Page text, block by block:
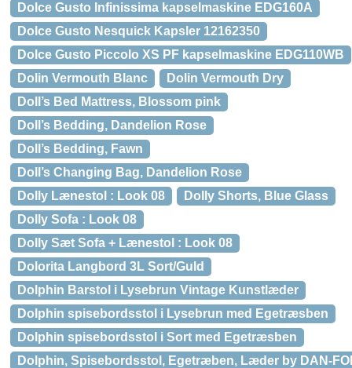
Dolce Gusto Infinissima kapselmaskine EDG160A
Dolce Gusto Nesquick Kapsler 12162350
Dolce Gusto Piccolo XS PF kapselmaskine EDG110WB
Dolin Vermouth Blanc
Dolin Vermouth Dry
Doll’s Bed Mattress, Blossom pink
Doll’s Bedding, Dandelion Rose
Doll’s Bedding, Fawn
Doll’s Changing Bag, Dandelion Rose
Dolly Lænestol : Look 08
Dolly Shorts, Blue Glass
Dolly Sofa : Look 08
Dolly Sæt Sofa + Lænestol : Look 08
Dolorita Langbord 3L Sort/Guld
Dolphin Barstol i Lysebrun Vintage Kunstlæder
Dolphin spisebordsstol i Lysebrun med Egetræsben
Dolphin spisebordsstol i Sort med Egetræsben
Dolphin, Spisebordsstol, Egetræben, Læder by DAN-